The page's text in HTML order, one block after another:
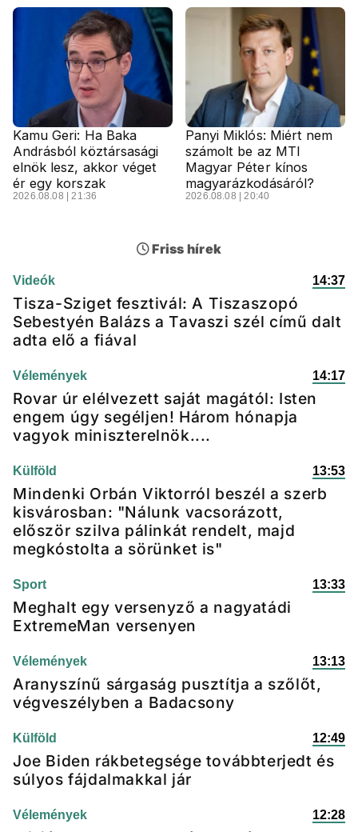
Kamu Geri: Ha Baka
Andrásból köztársasági
elnök lesz, akkor véget
ér egy korszak
2026.08.08 | 21:36
Panyi Miklós: Miért nem
számolt be az MTI
Magyar Péter kínos
magyarázkodásáról?
2026.08.08 | 20:40
Friss hírek
Videók 14:37
Tisza-Sziget fesztivál: A Tiszaszopó
Sebestyén Balázs a Tavaszi szél című dalt
adta elő a fiával
Vélemények 14:17
Rovar úr elélvezett saját magától: Isten
engem úgy segéljen! Három hónapja
vagyok miniszterelnök....
Külföld 13:53
Mindenki Orbán Viktorról beszél a szerb
kisvárosban: "Nálunk vacsorázott,
először szilva pálinkát rendelt, majd
megkóstolta a sörünket is"
Sport 13:33
Meghalt egy versenyző a nagyatádi
ExtremeMan versenyen
Vélemények 13:13
Aranyszínű sárgaság pusztítja a szőlőt,
végveszélyben a Badacsony
Külföld 12:49
Joe Biden rákbetegsége továbbterjedt és
súlyos fájdalmakkal jár
Vélemények 12:28